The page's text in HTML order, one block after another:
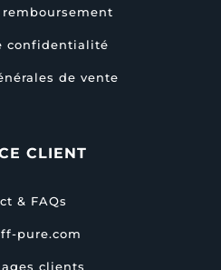
confidentialité
de vente
CLIENT
& FAQs
pure.com
clients